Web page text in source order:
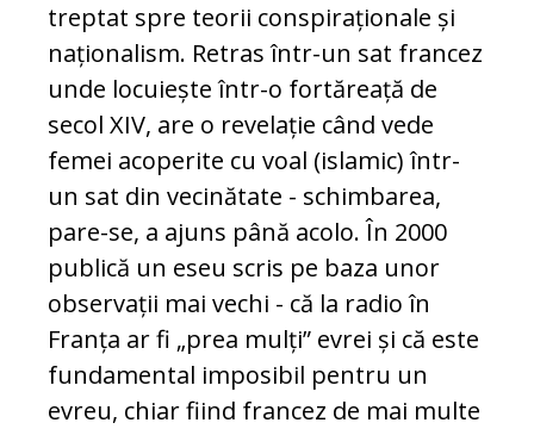
treptat spre teorii conspiraționale și
naționalism. Retras într-un sat francez
unde locuiește într-o fortăreață de
secol XIV, are o revelație când vede
femei acoperite cu voal (islamic) într-
un sat din vecinătate - schimbarea,
pare-se, a ajuns până acolo. În 2000
publică un eseu scris pe baza unor
observații mai vechi - că la radio în
Franța ar fi „prea mulți” evrei și că este
fundamental imposibil pentru un
evreu, chiar fiind francez de mai multe